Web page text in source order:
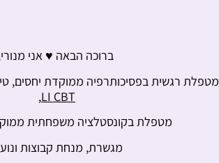
ברוכה הבאה ♥ אני
מטפלת רגשית בפסיכותרפיה ממוקדת יחסים,
LI CBT
,
מטפלת בקונסטלציה משפחתית
מגשרת, מנחת קבוצות